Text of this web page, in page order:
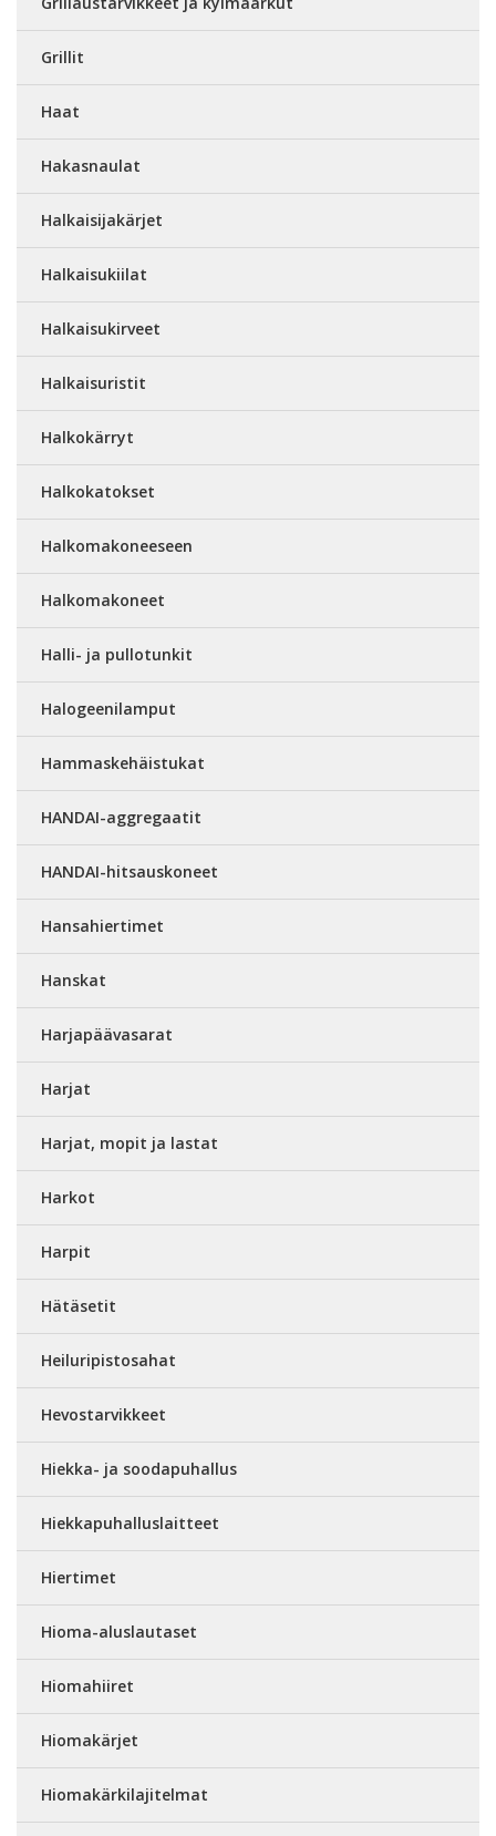
Grillit
Haat
Hakasnaulat
Halkaisijakärjet
Halkaisukiilat
Halkaisukirveet
Halkaisuristit
Halkokärryt
Halkokatokset
Halkomakoneeseen
Halkomakoneet
Halli- ja pullotunkit
Halogeenilamput
Hammaskehäistukat
HANDAI-aggregaatit
HANDAI-hitsauskoneet
Hansahiertimet
Hanskat
Harjapäävasarat
Harjat
Harjat, mopit ja lastat
Harkot
Harpit
Hätäsetit
Heiluripistosahat
Hevostarvikkeet
Hiekka- ja soodapuhallus
Hiekkapuhalluslaitteet
Hiertimet
Hioma-aluslautaset
Hiomahiiret
Hiomakärjet
Hiomakärkilajitelmat